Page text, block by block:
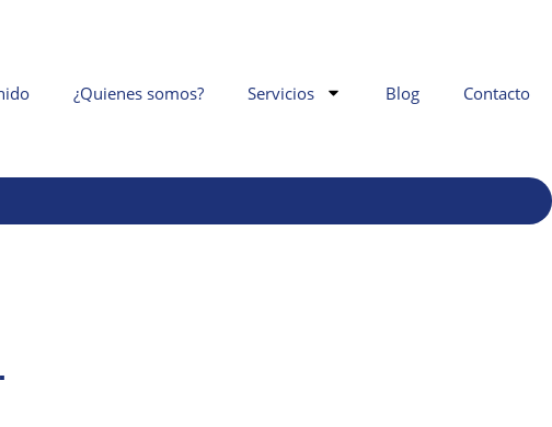
¿Quienes somos? Servicios Blog Contacto